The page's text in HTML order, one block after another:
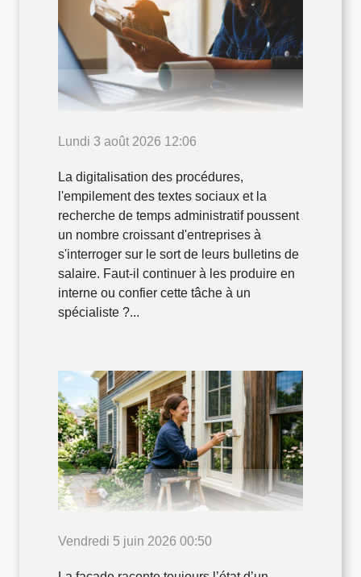
Lundi 3 août 2026 12:06
La digitalisation des procédures,
l'empilement des textes sociaux et la
recherche de temps administratif poussent
un nombre croissant d'entreprises à
s'interroger sur le sort de leurs bulletins de
salaire. Faut-il continuer à les produire en
interne ou confier cette tâche à un
spécialiste ?...
Vendredi 5 juin 2026 00:50